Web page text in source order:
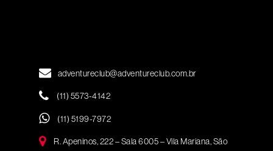
adventureclub@adventureclub.com.br
(11) 5573-4142
(11) 5199-7972
R. Apeninos, 222 – Sala 6005 – Vila Mariana, São